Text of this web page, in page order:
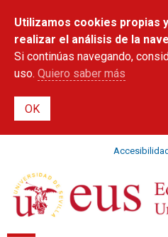
contenido
principal
Utilizamos cookies propias
realizar el análisis de la
Si continúas navegando,
uso. Quiero saber más